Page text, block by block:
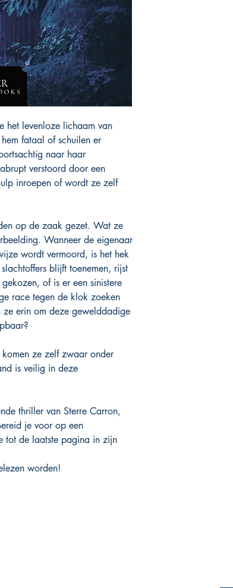
het levenloze lichaam van
fataal of schuilen er
naar haar
verstoord door een
inroepen of wordt ze zelf
op de zaak gezet. Wat ze
Wanneer de eigenaar
wordt vermoord, is het hek
blijft toenemen, rijst
of is er een sinistere
race tegen de klok zoeken
ze erin om deze gewelddadige
ze zelf zwaar onder
is veilig in deze
thriller van Sterre Carron,
je voor op een
tot de laatste pagina in zijn
worden!